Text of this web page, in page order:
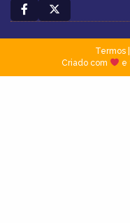
Termos|
Criado com
e